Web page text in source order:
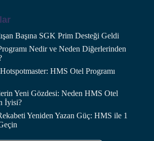
Başına SGK Prim Desteği Geldi
Nedir ve Neden Diğerlerinden
HMS Otel Programı
Yeni Gözdesi: Neden HMS Otel
İyisi?
Yeniden Yazan Güç: HMS ile 1